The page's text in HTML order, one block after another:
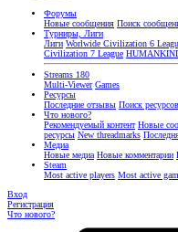
Форумы
Новые сообщения Поиск
Турниры, Лиги
Лиги Worlwide Civilization 6
Civilization 7 League
Streams 180
Multi-Viewer Games
Ресурсы
Последние отзывы Поиск ресурсов
Что нового?
Рекомендуемый контент Новые
ресурсы New threadmarks
Медиа
Новые медиа Новые комментарии
Steam
Most active players Most active
Вход
Регистрация
Что нового?